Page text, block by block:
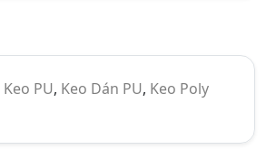
Keo PU, Keo Dán PU, Keo Poly